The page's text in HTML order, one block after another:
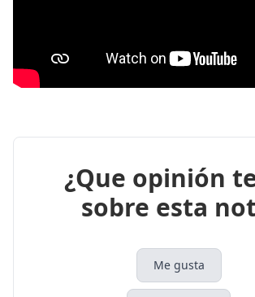
¿Que opinión
sobre esta
Me gusta